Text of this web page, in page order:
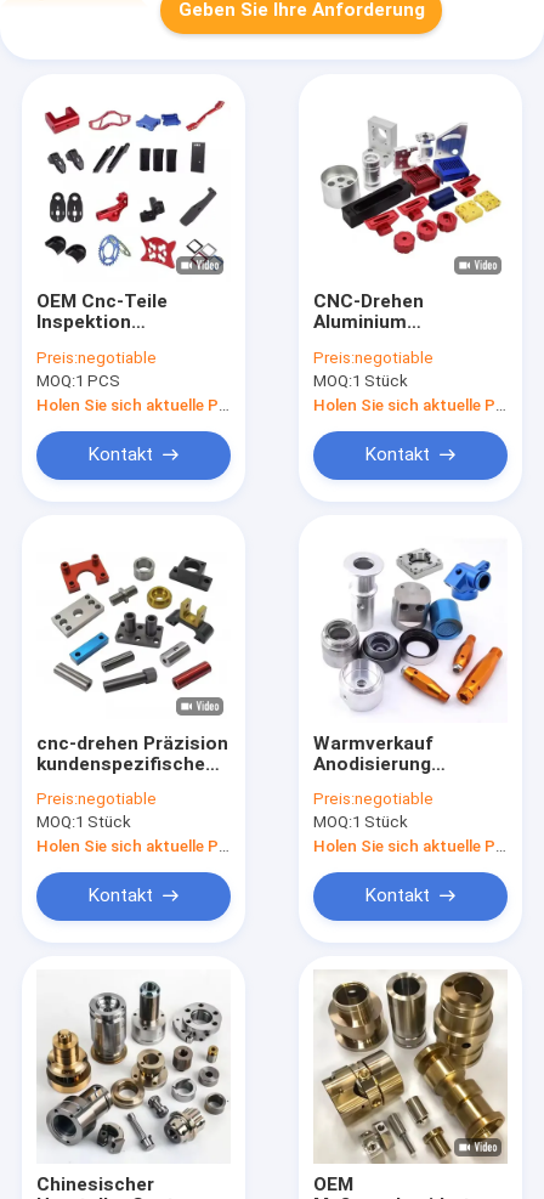
Heim
Produkte
Geben Sie Ihre Anforderung
OEM Cnc-Teile
Inspektion
Dienstleistungen
ODM Cnc Hochmetall
Fräsen Cnc Drehteile
Preis:negotiable
MOQ:1 PCS
Kontakt
CNC-Drehen
Aluminium
OEM ODM
Hochpräzise
Niedriger Preis
Metall CNC Fräsen
Bearbeitung
Preis:negotiable
MOQ:1 Stück
Kontakt
cnc-drehen Präzision
kundenspezifische
kundenspezifischen
Aluminium Messing
Stahl 1911 Fass cnc-
Bearbeitung
kundenspezifische/bearbeitende
Teile
Preis:negotiable
MOQ:1 Stück
Kontakt
Warmverkauf
Anodisierung
Aluminium-Brass-
CNC-Bearbeitung
Metallmaschinenteile
Blechmetall
Fertigung
Dienstleistungen
Preis:negotiable
MOQ:1 Stück
Kontakt
Chinesischer
OEM